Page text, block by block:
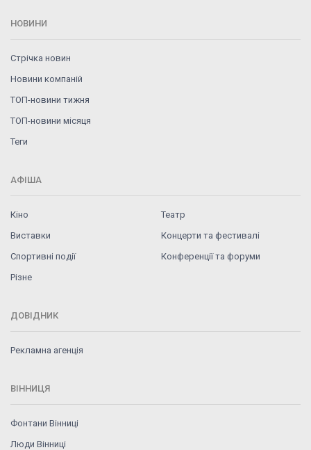
НОВИНИ
Стрічка новин
Новини компаній
ТОП-новини тижня
ТОП-новини місяця
Теги
АФІША
Кіно
Театр
Виставки
Концерти та фестивалі
Спортивні події
Конференції та форуми
Різне
ДОВІДНИК
Рекламна агенція
ВІННИЦЯ
Фонтани Вінниці
Люди Вінниці